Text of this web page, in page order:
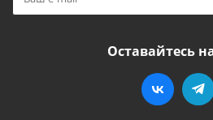
Оставайтесь